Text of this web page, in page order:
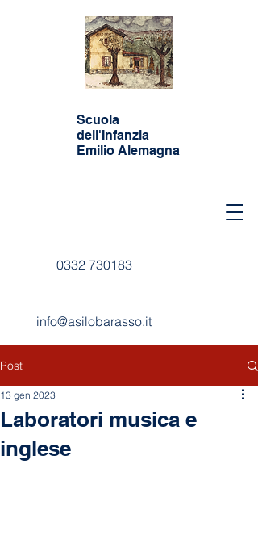
Scuola
dell'Infanzia
Emilio Alemagna
0332 730183
info@asilobarasso.it
Post
Laboratori musica e
inglese
13 gen 2023